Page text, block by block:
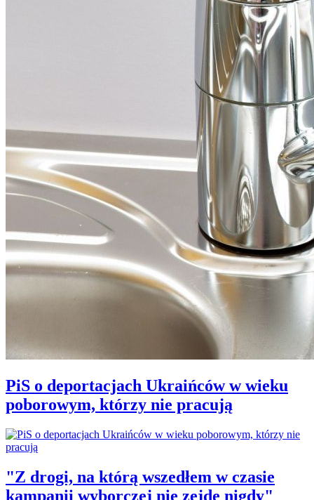
PiS o deportacjach Ukraińców w wieku
poborowym, którzy nie pracują
"Z drogi, na którą wszedłem w czasie
kampanii wyborczej nie zejdę nigdy"